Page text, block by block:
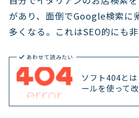
があり、面倒でGoogle検索に
多くなる。これはSEO的にも非
あわせて読みたい
ソフト404と
ールを使って